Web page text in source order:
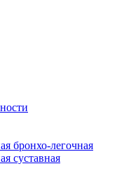
бронхо-легочная
суставная